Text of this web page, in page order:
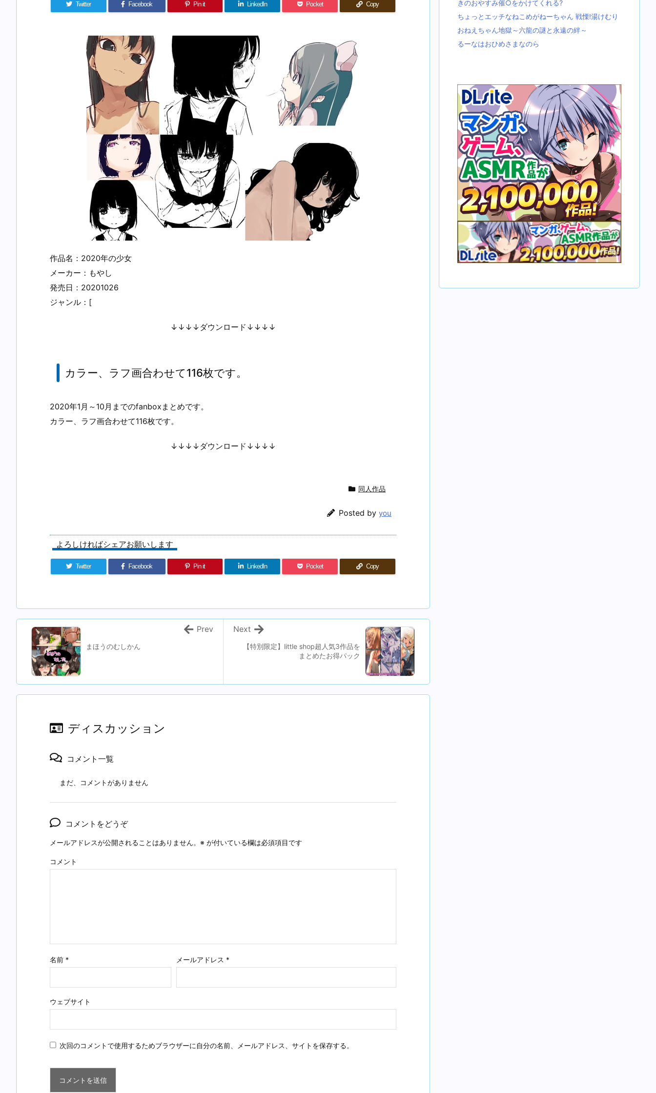
Twitter Facebook Pin it LinkedIn Pocket Copy
作品名：2020年の少女
メーカー：もやし
発売日：20201026
ジャンル：[
↓↓↓↓ダウンロード↓↓↓↓
カラー、ラフ画合わせて116枚です。
2020年1月～10月までのfanboxまとめです。
カラー、ラフ画合わせて116枚です。
↓↓↓↓ダウンロード↓↓↓↓
同人作品
Posted by you
よろしければシェアお願いします
Twitter Facebook Pin it LinkedIn Pocket Copy
【特別限定】little shop超人気3作品を
まとめたお得パック
Next
まほうのむしかん
Prev
ディスカッション
コメント一覧
まだ、コメントがありません
コメントをどうぞ
メールアドレスが公開されることはありません。 ※ が付いている欄は必須項目です
コメント
名前 * メールアドレス *
ウェブサイト
次回のコメントで使用するためブラウザーに自分の名前、メールアドレス、サイトを保存する。
きのおやすみ催○をかけてくれる?
ちょっとエッチなねこめがねーちゃん 戦慄!湯けむり
おねえちゃん地獄～六龍の謎と永遠の絆～
るーなはおひめさまなのら